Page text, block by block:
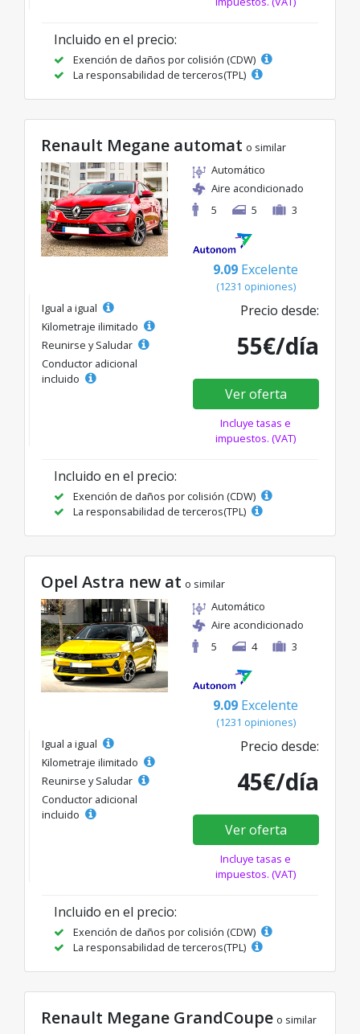
Incluido en el precio:
Exención de daños por colisión (CDW)
La responsabilidad de terceros(TPL)
Renault Megane automat o similar
Automático
Aire acondicionado
5
5 3
9.09 Excelente
(1231 opiniones)
Igual a igual
Kilometraje ilimitado
Reunirse y Saludar
Conductor adicional
incluido
Precio desde:
55€/día
Ver oferta
Incluye tasas e
impuestos. (VAT)
Incluido en el precio:
Exención de daños por colisión (CDW)
La responsabilidad de terceros(TPL)
Opel Astra new at o similar
Automático
Aire acondicionado
5
4 3
9.09 Excelente
(1231 opiniones)
Igual a igual
Kilometraje ilimitado
Reunirse y Saludar
Conductor adicional
incluido
Precio desde:
45€/día
Ver oferta
Incluye tasas e
impuestos. (VAT)
Incluido en el precio:
Exención de daños por colisión (CDW)
La responsabilidad de terceros(TPL)
Renault Megane GrandCoupe o similar